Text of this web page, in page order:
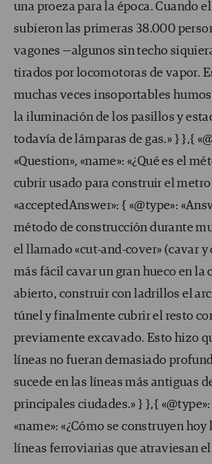
una proeza para la época. Cuando
subieron las primeras 38.000
vagones —algunos sin techo
tirados por locomotoras de vapor.
muchas veces insoportables
la iluminación de los pasillos y
todavía de lámparas de gas.» } },{
«Question», «name»: «¿Qué es el
cubrir usado para construir el metro
«acceptedAnswer»: { «@type»:
método de construcción durante
el llamado «cut-and-cover» (cavar y
más fácil cavar un gran hueco en la
abierto, construir con ladrillos el
túnel y finalmente cubrir el resto
previamente excavado. Esto hizo
líneas no fueran demasiado
sucede en las líneas más antiguas
principales ciudades.» } },{ «@type»:
«name»: «¿Cómo se construyen hoy
líneas ferroviarias que atraviesan